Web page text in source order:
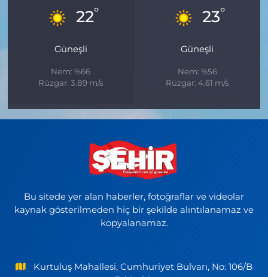
22°
Güneşli
Nem: %66
Rüzgar: 3.89 m/s
23°
Güneşli
Nem: %56
Rüzgar: 4.61 m/s
Bu sitede yer alan haberler, fotoğraflar ve videolar
kaynak gösterilmeden hiç bir şekilde alıntılanamaz ve
kopyalanamaz.
Kurtuluş Mahallesi, Cumhuriyet Bulvarı, No: 106/B